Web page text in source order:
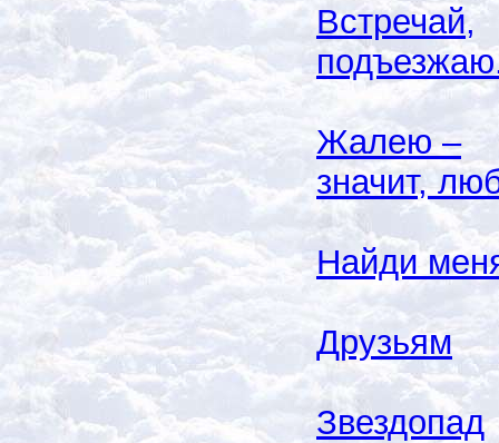
Встречай,
Жалею –
значит,
Найди
Друзьям
Звездопад